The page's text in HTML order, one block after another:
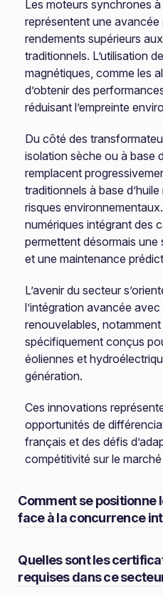
Les moteurs synchrones
représentent une
rendements supérieurs
traditionnels. L’utilisation
magnétiques, comme les
d’obtenir des
réduisant l’empreinte
Du côté des
isolation sèche ou à base
remplacent
traditionnels à base
risques
numériques intégrant des
permettent désormais une
et une maintenance
L’avenir du secteur
l’intégration avancée avec
renouvelables,
spécifiquement conçus
éoliennes et
génération.
Ces innovations
opportunités de
français et des défis
compétitivité sur le
Comment se positionne
face à la concurrence
Quelles sont les
requises dans ce